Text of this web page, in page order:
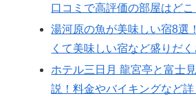
口コミで高評価の部屋はどこ
湯河原の魚が美味しい宿8選
くて美味しい宿など盛りだく
ホテル三日月 龍宮亭と富士
説！料金やバイキングなど詳